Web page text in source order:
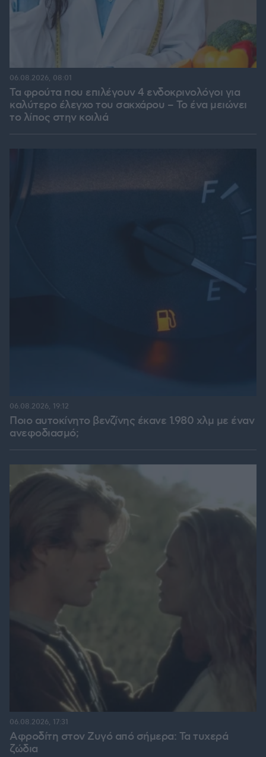
Τα φρούτα που επιλέγουν 4 ενδοκρινολόγοι για
καλύτερο έλεγχο του σακχάρου – Το ένα μειώνει
το λίπος στην κοιλιά
06.08.2026, 08:01
Ποιο αυτοκίνητο βενζίνης έκανε 1.980 χλμ με έναν
ανεφοδιασμό;
06.08.2026, 19:12
Αφροδίτη στον Ζυγό από σήμερα: Τα τυχερά
ζώδια
06.08.2026, 17:31